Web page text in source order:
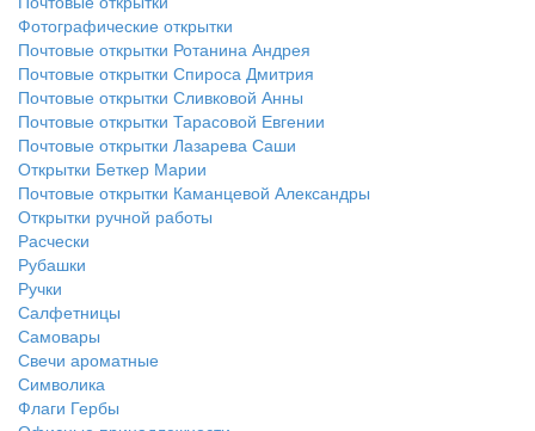
Фотографические открытки
Почтовые открытки Ротанина Андрея
Почтовые открытки Спироса Дмитрия
Почтовые открытки Сливковой Анны
Почтовые открытки Тарасовой Евгении
Почтовые открытки Лазарева Саши
Открытки Беткер Марии
Почтовые открытки Каманцевой Александры
Открытки ручной работы
Расчески
Рубашки
Ручки
Салфетницы
Самовары
Свечи ароматные
Символика
Флаги Гербы